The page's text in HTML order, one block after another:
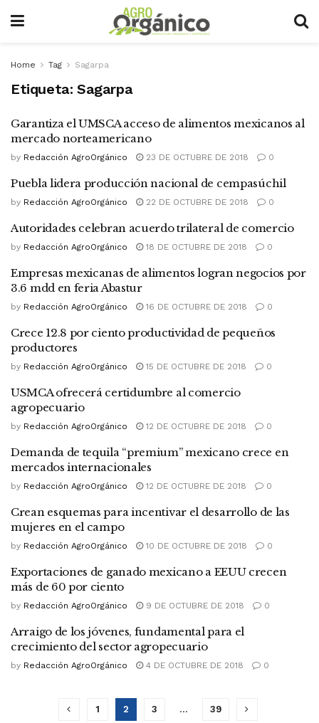
Home Tag Sagarpa
Etiqueta: Sagarpa
Garantiza el UMSCA acceso de alimentos mexicanos al
mercado norteamericano
by Redacción AgroOrgánico 23 DE OCTUBRE DE 2018 0
Puebla lidera producción nacional de cempasúchil
by Redacción AgroOrgánico 22 DE OCTUBRE DE 2018 0
Autoridades celebran acuerdo trilateral de comercio
by Redacción AgroOrgánico 18 DE OCTUBRE DE 2018 0
Empresas mexicanas de alimentos logran negocios por
3.6 mdd en feria Abastur
by Redacción AgroOrgánico 16 DE OCTUBRE DE 2018 0
Crece 12.8 por ciento productividad de pequeños
productores
by Redacción AgroOrgánico 15 DE OCTUBRE DE 2018 0
USMCA ofrecerá certidumbre al comercio
agropecuario
by Redacción AgroOrgánico 12 DE OCTUBRE DE 2018 0
Demanda de tequila “premium” mexicano crece en
mercados internacionales
by Redacción AgroOrgánico 12 DE OCTUBRE DE 2018 0
Crean esquemas para incentivar el desarrollo de las
mujeres en el campo
by Redacción AgroOrgánico 10 DE OCTUBRE DE 2018 0
Exportaciones de ganado mexicano a EEUU crecen
más de 60 por ciento
by Redacción AgroOrgánico 9 DE OCTUBRE DE 2018 0
Arraigo de los jóvenes, fundamental para el
crecimiento del sector agropecuario
by Redacción AgroOrgánico 4 DE OCTUBRE DE 2018 0
1 2 3 … 39